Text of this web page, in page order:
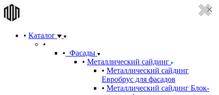
Каталог
Фасады
Металлический сайдинг
Металлический сайдинг
Евробрус для фасадов
Металлический сайдинг Блок-